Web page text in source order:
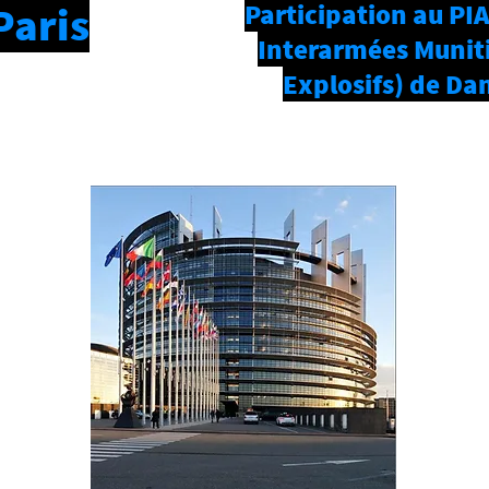
Participation au
Interarmées
Explosifs) de